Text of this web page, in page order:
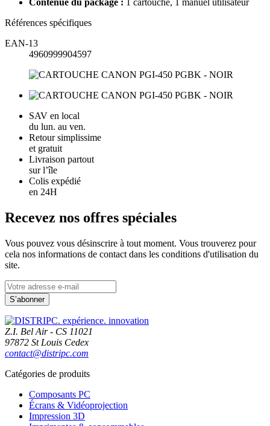
Contenue du package : 1 cartouche, 1 manuel utilisateur
Références spécifiques
EAN-13
4960999904597
SAV en local
du lun. au ven.
Retour simplissime
et gratuit
Livraison partout
sur l’île
Colis expédié
en 24H
Recevez nos offres spéciales
Vous pouvez vous désinscrire à tout moment. Vous trouverez pour
cela nos informations de contact dans les conditions d'utilisation du
site.
Z.I. Bel Air - CS 11021
97872 St Louis Cedex
contact@distripc.com
Catégories de produits
Composants PC
Écrans & Vidéoprojection
Impression 3D